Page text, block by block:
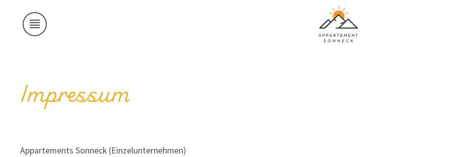
Impressum
Appartements Sonneck (Einzelunternehmen)